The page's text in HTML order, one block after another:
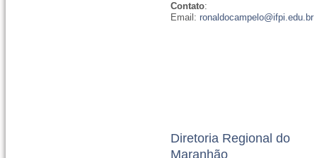
Contato:
Email:ronaldocampelo@ifpi.edu.br
Diretoria Regional do
Maranhão